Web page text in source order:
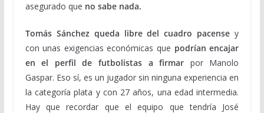
asegurado que no sabe nada.
Tomás Sánchez queda libre del cuadro pacense y
con unas exigencias económicas que podrían encajar
en el perfil de futbolistas a firmar por Manolo
Gaspar. Eso sí, es un jugador sin ninguna experiencia en
la categoría plata y con 27 años, una edad intermedia.
Hay que recordar que el equipo que tendría José